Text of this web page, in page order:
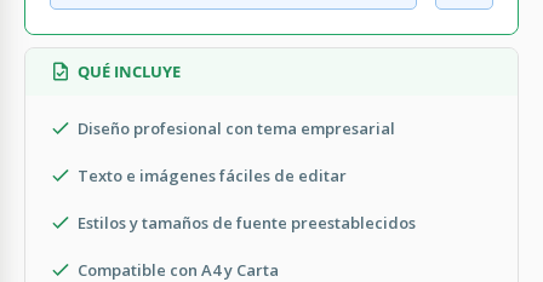
QUÉ INCLUYE
Diseño profesional con tema empresarial
Texto e imágenes fáciles de editar
Estilos y tamaños de fuente preestablecidos
Compatible con A4 y Carta